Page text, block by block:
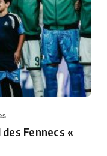
Fennecs «